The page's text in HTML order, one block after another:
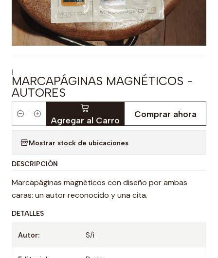
|
MARCAPÁGINAS MAGNÉTICOS -
AUTORES
Cantidad Agregar al Carro
Comprar ahora
Mostrar stock de ubicaciones
DESCRIPCIÓN
Marcapáginas magnéticos con diseño por ambas
caras: un autor reconocido y una cita.
DETALLES
Autor: S/i